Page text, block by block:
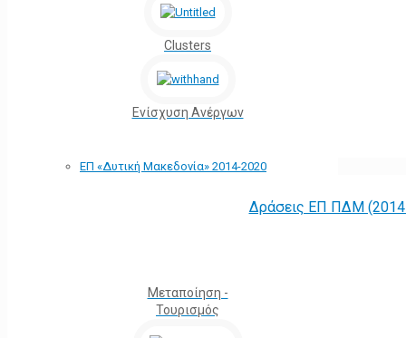
Clusters
Ενίσχυση Ανέργων
ΕΠ «Δυτική Μακεδονία» 2014-2020
Δράσεις ΕΠ ΠΔΜ (2014
Μεταποίηση -
Τουρισμός